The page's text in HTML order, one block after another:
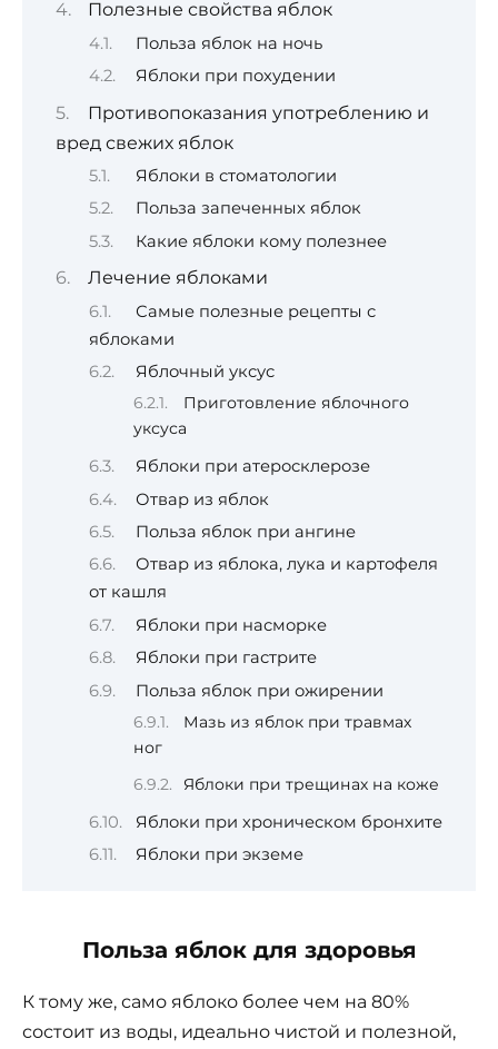
Полезные свойства яблок
Польза яблок на ночь
Яблоки при похудении
Противопоказания употреблению и
вред свежих яблок
Яблоки в стоматологии
Польза запеченных яблок
Какие яблоки кому полезнее
Лечение яблоками
Самые полезные рецепты с
яблоками
Яблочный уксус
Приготовление яблочного
уксуса
Яблоки при атеросклерозе
Отвар из яблок
Польза яблок при ангине
Отвар из яблока, лука и картофеля
от кашля
Яблоки при насморке
Яблоки при гастрите
Польза яблок при ожирении
Мазь из яблок при травмах
ног
Яблоки при трещинах на коже
Яблоки при хроническом бронхите
Яблоки при экземе
Польза яблок для здоровья
К тому же, само яблоко более чем на 80%
состоит из воды, идеально чистой и полезной,